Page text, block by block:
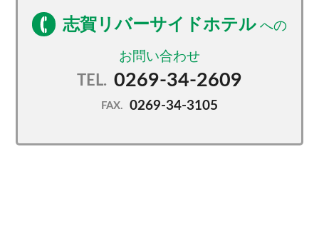
志賀リバーサイドホテル
TEL. 0269-34-2609
FAX. 0269-34-3105